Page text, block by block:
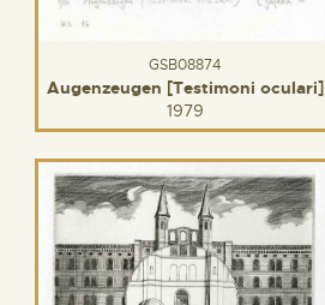
GSB08874
Augenzeugen [Testimoni oculari]
1979